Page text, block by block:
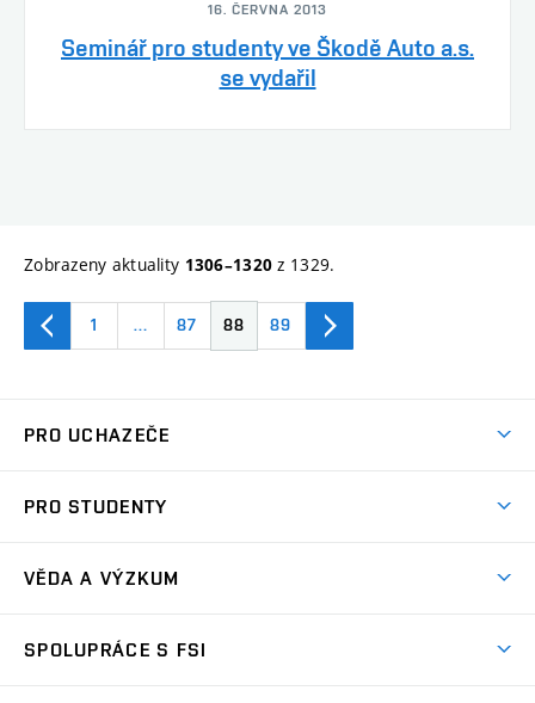
16. ČERVNA 2013
Seminář pro studenty ve Škodě Auto a.s.
se vydařil
Zobrazeny aktuality 1306–1320 z 1329.
1 … 87 88 89
PRO UCHAZEČE
Ambasadoři studia
Zápisy
PRO STUDENTY
Studijní předpisy
VĚDA A VÝZKUM
SPOLUPRÁCE S FSI